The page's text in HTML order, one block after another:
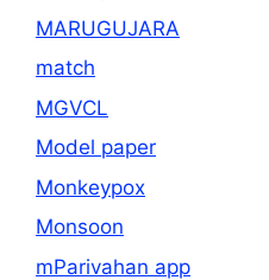
MARUGUJARA
match
MGVCL
Model paper
Monkeypox
Monsoon
mParivahan app